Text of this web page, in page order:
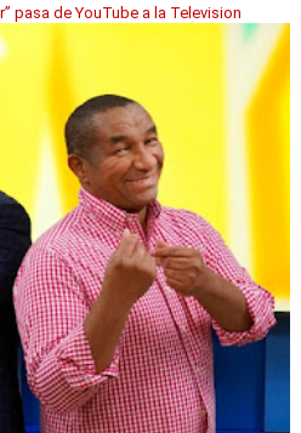
pasa de YouTube a la Television